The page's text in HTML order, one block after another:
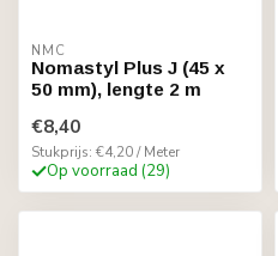
NMC
Nomastyl Plus J (45 x
50 mm), lengte 2 m
€8,40
Stukprijs: €4,20 / Meter
Op voorraad (29)